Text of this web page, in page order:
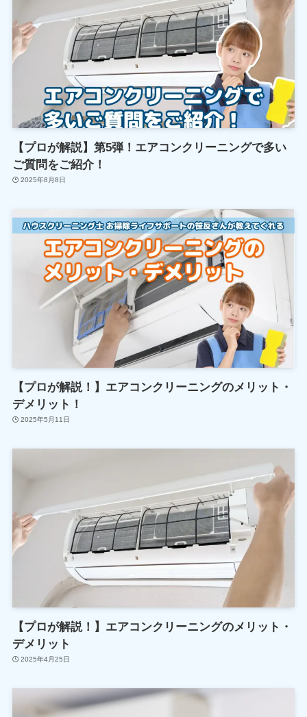
【プロが解説】第5弾！エアコンクリーニングで多い
ご質問をご紹介！
2025年8月8日
【プロが解説！】エアコンクリーニングのメリット・
デメリット！
2025年5月11日
【プロが解説！】エアコンクリーニングのメリット・
デメリット
2025年4月25日